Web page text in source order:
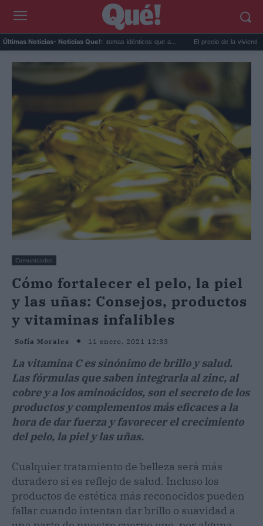
Últimas Noticias- Noticias Que!:
extremo y ansiedad: síntomas idénticos que a... El precio de la vivienda en
Comunicados
Cómo fortalecer el pelo, la piel
y las uñas: Consejos, productos
y vitaminas infalibles
Sofía Morales 11 enero, 2021 12:33
La vitamina C es sinónimo de brillo y salud.
Las fórmulas que saben integrarla al zinc, al
cobre y a los aminoácidos, son el secreto de los
productos y complementos más eficaces a la
hora de dar fuerza y favorecer el crecimiento
del pelo, la piel y las uñas.
Cualquier tratamiento de belleza será más
duradero si es reflejo de salud. Incluso los
productos de estética más reconocidos pueden
fallar cuando intentan dar brillo o suavidad a